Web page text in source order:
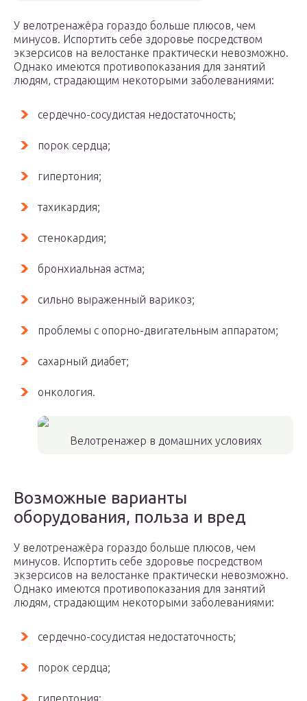
У велотренажёра гораздо больше плюсов, чем
минусов. Испортить себе здоровье посредством
экзерсисов на велостанке практически невозможно.
Однако имеются противопоказания для занятий
людям, страдающим некоторыми заболеваниями:
сердечно-сосудистая недостаточность;
порок сердца;
гипертония;
тахикардия;
стенокардия;
бронхиальная астма;
сильно выраженный варикоз;
проблемы с опорно-двигательным аппаратом;
сахарный диабет;
онкология.
Велотренажер в домашних условиях
Возможные варианты
оборудования, польза и вред
У велотренажёра гораздо больше плюсов, чем
минусов. Испортить себе здоровье посредством
экзерсисов на велостанке практически невозможно.
Однако имеются противопоказания для занятий
людям, страдающим некоторыми заболеваниями:
сердечно-сосудистая недостаточность;
порок сердца;
гипертония;